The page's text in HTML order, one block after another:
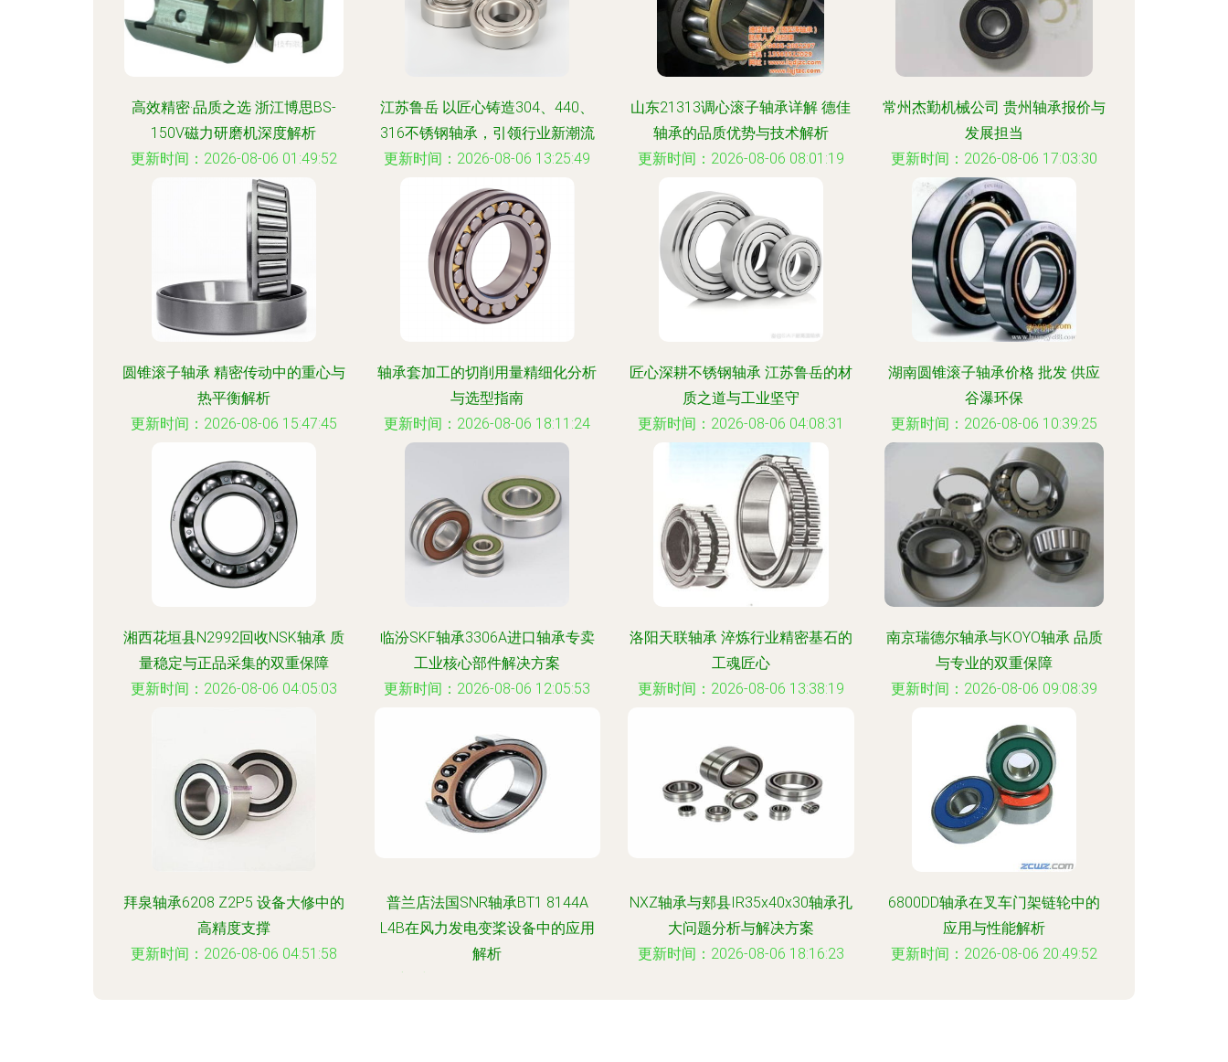
高效精密·品质之选 浙江博思BS-
150V磁力研磨机深度解析
更新时间：2026-08-06 01:49:52
江苏鲁岳 以匠心铸造304、440、
316不锈钢轴承，引领行业新潮流
更新时间：2026-08-06 13:25:49
山东21313调心滚子轴承详解 德佳
轴承的品质优势与技术解析
更新时间：2026-08-06 08:01:19
常州杰勤机械公司 贵州轴承报价与
发展担当
更新时间：2026-08-06 17:03:30
圆锥滚子轴承 精密传动中的重心与
热平衡解析
更新时间：2026-08-06 15:47:45
轴承套加工的切削用量精细化分析
与选型指南
更新时间：2026-08-06 18:11:24
匠心深耕不锈钢轴承 江苏鲁岳的材
质之道与工业坚守
更新时间：2026-08-06 04:08:31
湖南圆锥滚子轴承价格 批发 供应
谷瀑环保
更新时间：2026-08-06 10:39:25
湘西花垣县N2992回收NSK轴承 质
量稳定与正品采集的双重保障
更新时间：2026-08-06 04:05:03
临汾SKF轴承3306A进口轴承专卖
工业核心部件解决方案
更新时间：2026-08-06 12:05:53
洛阳天联轴承 淬炼行业精密基石的
工魂匠心
更新时间：2026-08-06 13:38:19
南京瑞德尔轴承与KOYO轴承 品质
与专业的双重保障
更新时间：2026-08-06 09:08:39
拜泉轴承6208 Z2P5 设备大修中的
高精度支撑
更新时间：2026-08-06 04:51:58
普兰店法国SNR轴承BT1 8144A
L4B在风力发电变桨设备中的应用
解析
NXZ轴承与郏县IR35x40x30轴承孔
大问题分析与解决方案
更新时间：2026-08-06 18:16:23
6800DD轴承在叉车门架链轮中的
应用与性能解析
更新时间：2026-08-06 20:49:52